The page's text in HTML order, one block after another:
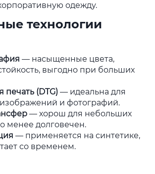
одежду.
технологии
— насыщенные цвета,
выгодно при больших
печать (DTG) — идеальна для
и фотографий.
— хорош для небольших
менее долговечен.
— применяется на синтетике,
со временем.